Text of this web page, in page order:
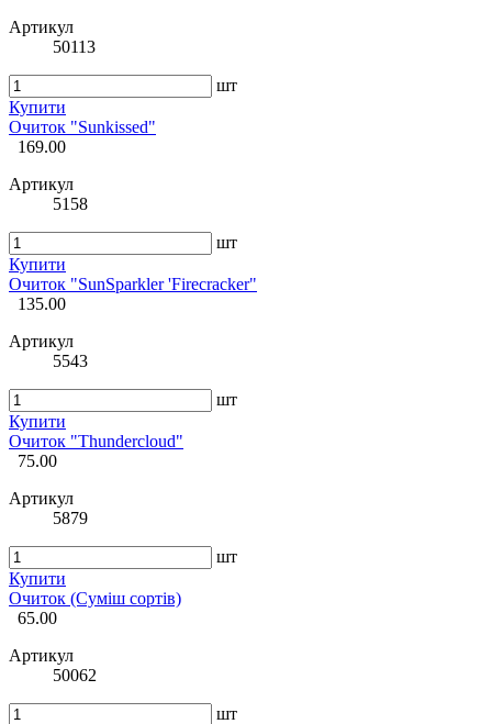
Артикул
50113
шт
Купити
Очиток "Sunkissed"
169.00
Артикул
5158
шт
Купити
Очиток "SunSparkler 'Firecracker"
135.00
Артикул
5543
шт
Купити
Очиток "Thundercloud"
75.00
Артикул
5879
шт
Купити
Очиток (Суміш сортів)
65.00
Артикул
50062
шт